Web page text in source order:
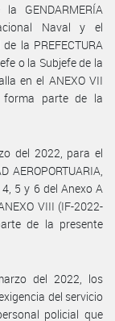
GENDARMERÍA
Naval y el
la PREFECTURA
o la Subjefe de la
en el ANEXO VII
forma parte de la
del 2022, para el
5 y 6 del Anexo A
VIII (IF-2022-
de la presente
del 2022, los
del servicio
policial que